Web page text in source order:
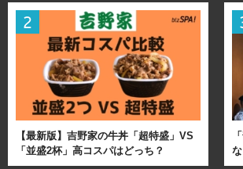
【最新版】吉野家の牛丼「超特盛」VS
「並盛2杯」高コスパはどっち？